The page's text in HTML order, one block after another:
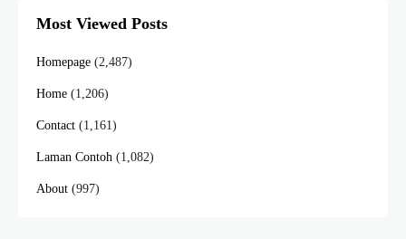
Most Viewed Posts
Homepage (2,487)
Home (1,206)
Contact (1,161)
Laman Contoh (1,082)
About (997)